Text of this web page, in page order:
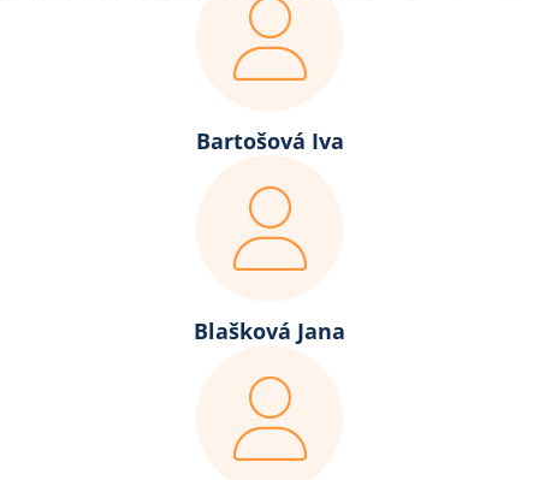
Bartošová Iva
Blašková Jana